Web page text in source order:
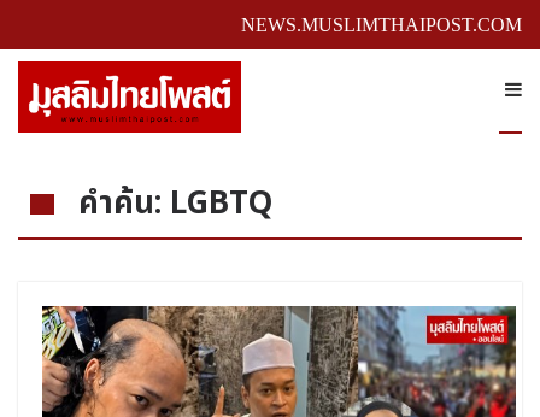
NEWS.MUSLIMTHAIPOST.COM
คำค้น: LGBTQ